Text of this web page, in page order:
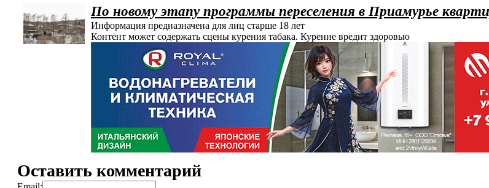
По новому этапу программы переселения в Приамурье
Информация предназначена для лиц старше 18 лет
Контент может содержать сцены курения табака. Курение вредит здоровью
Оставить комментарий